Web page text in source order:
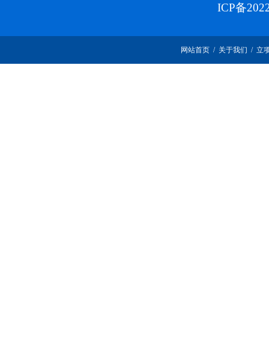
ICP备
网站首页 / 关于我们 / 立